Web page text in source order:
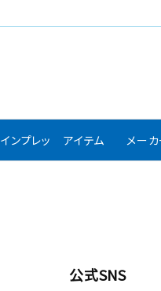
インプレッション、口コミ
アイテム メー
公式SNS